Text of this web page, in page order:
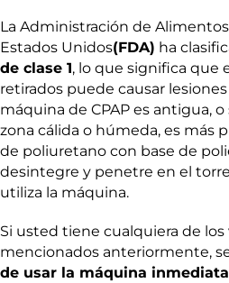
La Administración de
Estados Unidos(FDA) ha
de clase 1, lo que significa que
retirados puede causar
máquina de CPAP es antigua,
zona cálida o húmeda, es más
de poliuretano con base de
desintegre y penetre en el
utiliza la máquina.
Si usted tiene cualquiera de
mencionados anteriormente,
de usar la máquina